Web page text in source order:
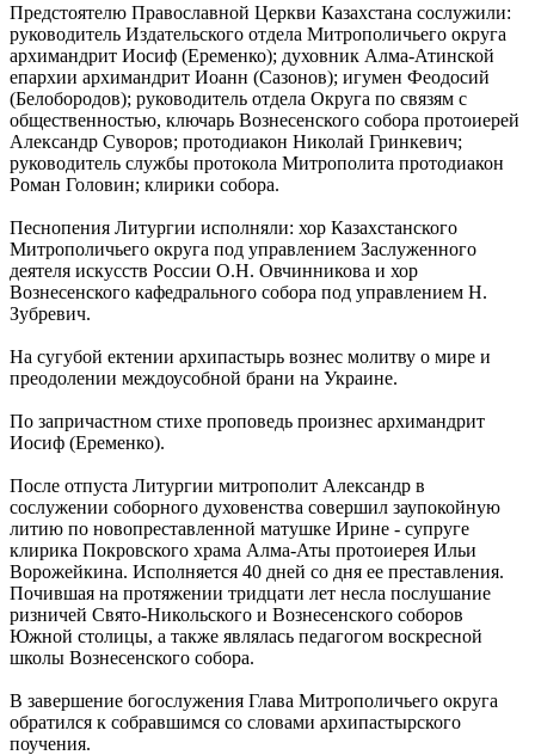
Предстоятелю Православной Церкви Казахстана сослужили:
руководитель Издательского отдела Митрополичьего округа
архимандрит Иосиф (Еременко); духовник Алма-Атинской
епархии архимандрит Иоанн (Сазонов); игумен Феодосий
(Белобородов); руководитель отдела Округа по связям с
общественностью, ключарь Вознесенского собора протоиерей
Александр Суворов; протодиакон Николай Гринкевич;
руководитель службы протокола Митрополита протодиакон
Роман Головин; клирики собора.
Песнопения Литургии исполняли: хор Казахстанского
Митрополичьего округа под управлением Заслуженного
деятеля искусств России О.Н. Овчинникова и хор
Вознесенского кафедрального собора под управлением Н.
Зубревич.
На сугубой ектении архипастырь вознес молитву о мире и
преодолении междоусобной брани на Украине.
По запричастном стихе проповедь произнес архимандрит
Иосиф (Еременко).
После отпуста Литургии митрополит Александр в
сослужении соборного духовенства совершил заупокойную
литию по новопреставленной матушке Ирине - супруге
клирика Покровского храма Алма-Аты протоиерея Ильи
Ворожейкина. Исполняется 40 дней со дня ее преставления.
Почившая на протяжении тридцати лет несла послушание
ризничей Свято-Никольского и Вознесенского соборов
Южной столицы, а также являлась педагогом воскресной
школы Вознесенского собора.
В завершение богослужения Глава Митрополичьего округа
обратился к собравшимся со словами архипастырского
поучения.